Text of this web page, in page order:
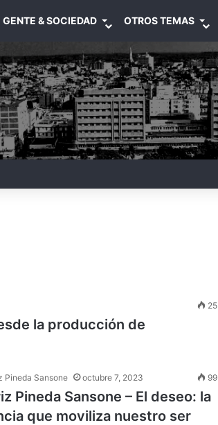
GENTE & SOCIEDAD OTROS TEMAS
25
la producción de
Pineda Sansone octubre 7, 2023 99
Pineda Sansone – El deseo: la
que moviliza nuestro ser